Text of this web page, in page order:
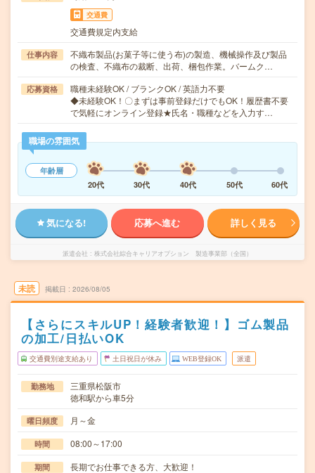
交通費
交通費規定内支給
仕事内容
不織布製品(お菓子等に使う布)の製造、機械操作及び製品
の検査、不織布の裁断、出荷、梱包作業。バームク…
応募資格
職種未経験OK / ブランクOK / 英語力不要
◆未経験OK！〇まずは事前登録だけでもOK！履歴書不要
で気軽にオンライン登録★氏名・職種などを入力す…
職場の雰囲気
年齢層
20代
30代 40代 50代 60代
気になる! 応募へ進む 詳しく見る
派遣会社 株式会社綜合キャリアオプション 製造事業部（全国）
未読 掲載日 2026/08/05
【さらにスキルUP！経験者歓迎！】ゴム製品
の加工/日払いOK
交通費別途支給あり 土日祝日が休み WEB登録OK 派遣
勤務地
三重県松阪市
徳和駅から車5分
曜日頻度 月～金
時間 08:00～17:00
期間 長期でお仕事できる方、大歓迎！